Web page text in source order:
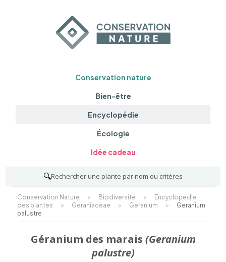
Conservation nature
Bien-être
Encyclopédie
Écologie
Idée cadeau
🔍Rechercher une plante par nom ou critères
Conservation Nature > Biodiversité >
Encyclopédie
des plantes
> Geraniaceae > Geranium >
Geranium
palustre
Géranium des marais (Geranium
palustre)